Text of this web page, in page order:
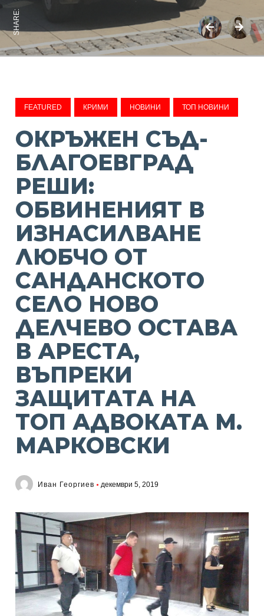
SHARE:
FEATURED КРИМИ НОВИНИ ТОП НОВИНИ
ОКРЪЖЕН СЪД-
БЛАГОЕВГРАД
РЕШИ:
ОБВИНЕНИЯТ В
ИЗНАСИЛВАНЕ
ЛЮБЧО ОТ
САНДАНСКОТО
СЕЛО НОВО
ДЕЛЧЕВО ОСТАВА
В АРЕСТА,
ВЪПРЕКИ
ЗАЩИТАТА НА
ТОП АДВОКАТА М.
МАРКОВСКИ
Иван Георгиев декември 5, 2019